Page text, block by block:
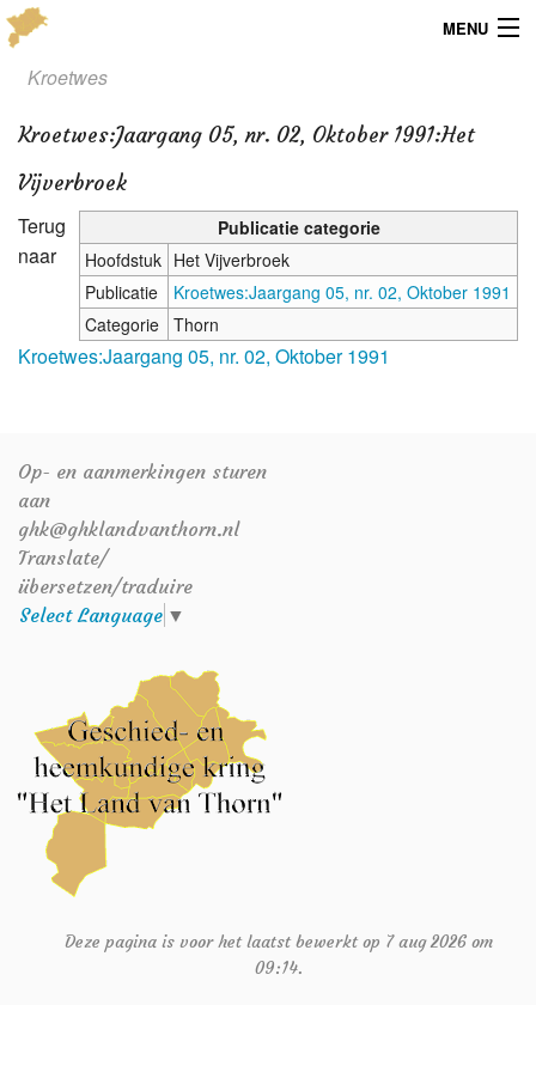
MENU
Menu
Publicaties
Dialect
Locaties
Overig
Kroetwes
Kroetwes:Jaargang 05, nr. 02, Oktober 1991:Het
Vijverbroek
Publicatie categorie
Hoofdstuk Het Vijverbroek
Publicatie
Kroetwes:Jaargang 05, nr. 02, Oktober 1991
Categorie
Thorn
Terug
naar
Kroetwes:Jaargang 05, nr. 02, Oktober 1991
Op- en aanmerkingen sturen
aan
ghk@ghklandvanthorn.nl
Translate/
übersetzen/traduire
Select Language ▼
Deze pagina is voor het laatst bewerkt op 7 aug 2026 om
09:14.